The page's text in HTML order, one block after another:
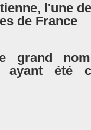
l'une
de France
grand
ayant été